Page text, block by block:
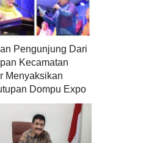
Pengunjung Dari
Kecamatan
Menyaksikan
Dompu Expo